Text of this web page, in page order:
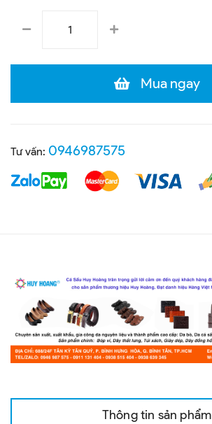
Mua ngay
Tư vấn: 0946987575
Thông tin sản phẩm